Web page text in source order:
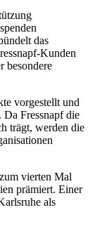
das
Kunden
besondere
vorgestellt und
Fressnapf die
trägt, werden die
vierten Mal
prämiert. Einer
als